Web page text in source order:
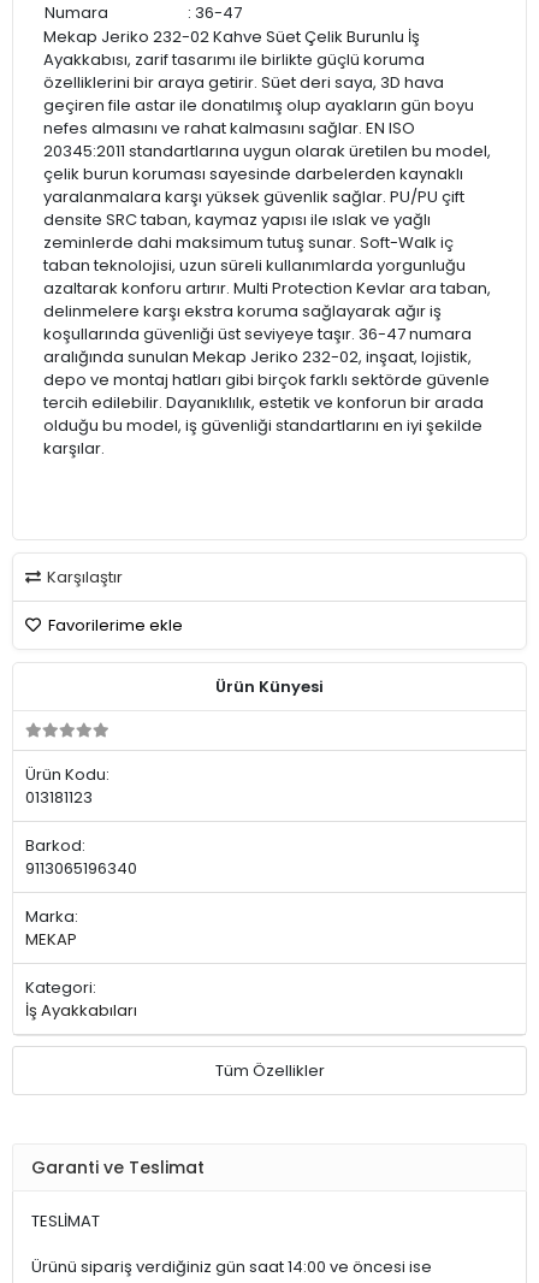
Numara
: 36-47
Mekap Jeriko 232-02 Kahve Süet Çelik Burunlu İş
Ayakkabısı, zarif tasarımı ile birlikte güçlü koruma
özelliklerini bir araya getirir. Süet deri saya, 3D hava
geçiren file astar ile donatılmış olup ayakların gün boyu
nefes almasını ve rahat kalmasını sağlar. EN ISO
20345:2011 standartlarına uygun olarak üretilen bu model,
çelik burun koruması sayesinde darbelerden kaynaklı
yaralanmalara karşı yüksek güvenlik sağlar. PU/PU çift
densite SRC taban, kaymaz yapısı ile ıslak ve yağlı
zeminlerde dahi maksimum tutuş sunar. Soft-Walk iç
taban teknolojisi, uzun süreli kullanımlarda yorgunluğu
azaltarak konforu artırır. Multi Protection Kevlar ara taban,
delinmelere karşı ekstra koruma sağlayarak ağır iş
koşullarında güvenliği üst seviyeye taşır. 36-47 numara
aralığında sunulan Mekap Jeriko 232-02, inşaat, lojistik,
depo ve montaj hatları gibi birçok farklı sektörde güvenle
tercih edilebilir. Dayanıklılık, estetik ve konforun bir arada
olduğu bu model, iş güvenliği standartlarını en iyi şekilde
karşılar.
Karşılaştır
Favorilerime ekle
Ürün Künyesi
Ürün Kodu:
013181123
Barkod:
9113065196340
Marka:
MEKAP
Kategori:
İş Ayakkabıları
Tüm Özellikler
Garanti ve Teslimat
TESLİMAT
Ürünü sipariş verdiğiniz gün saat 14:00 ve öncesi ise